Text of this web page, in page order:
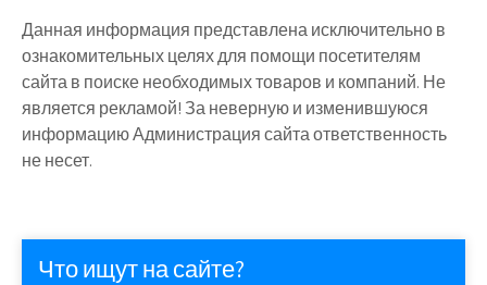
Данная информация представлена исключительно в
ознакомительных целях для помощи посетителям
сайта в поиске необходимых товаров и компаний. Не
является рекламой! За неверную и изменившуюся
информацию Администрация сайта ответственность
не несет.
Что ищут на сайте?